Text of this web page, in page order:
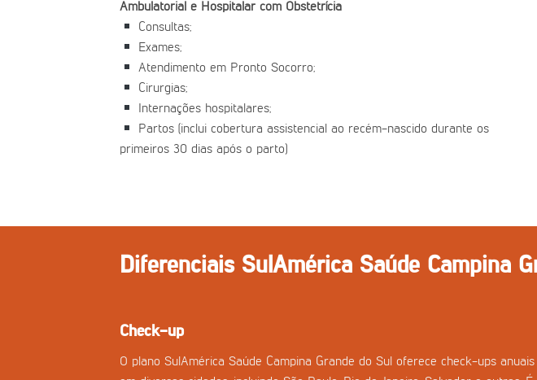
Ambulatorial e Hospitalar com Obstetrícia
Consultas;
Exames;
Atendimento em Pronto Socorro;
Cirurgias;
Internações hospitalares;
Partos (inclui cobertura assistencial ao recém-nascido durante os
primeiros 30 dias após o parto)
Diferenciais SulAmérica Saúde Campina
Check-up
O plano SulAmérica Saúde Campina Grande do Sul oferece check-ups anuais